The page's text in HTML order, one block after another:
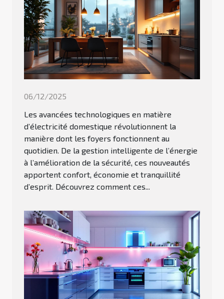
06/12/2025
Les avancées technologiques en matière
d’électricité domestique révolutionnent la
manière dont les foyers fonctionnent au
quotidien. De la gestion intelligente de l’énergie
à l’amélioration de la sécurité, ces nouveautés
apportent confort, économie et tranquillité
d’esprit. Découvrez comment ces...